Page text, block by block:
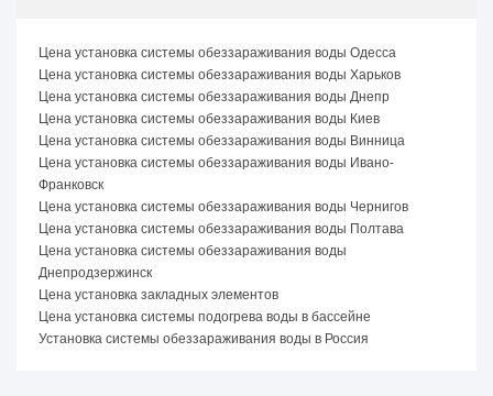
Цена установка системы обеззараживания воды Одесса
Цена установка системы обеззараживания воды Харьков
Цена установка системы обеззараживания воды Днепр
Цена установка системы обеззараживания воды Киев
Цена установка системы обеззараживания воды Винница
Цена установка системы обеззараживания воды Ивано-
Франковск
Цена установка системы обеззараживания воды Чернигов
Цена установка системы обеззараживания воды Полтава
Цена установка системы обеззараживания воды
Днепродзержинск
Цена установка закладных элементов
Цена установка системы подогрева воды в бассейне
Установка системы обеззараживания воды в Россия